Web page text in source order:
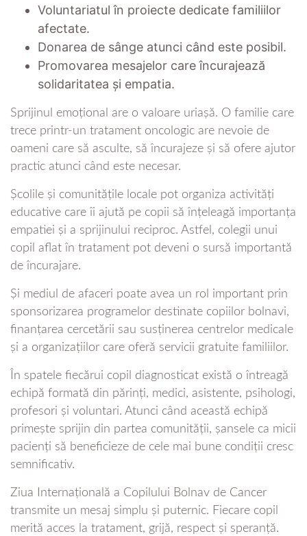
Voluntariatul în proiecte dedicate familiilor
afectate.
Donarea de sânge atunci când este posibil.
Promovarea mesajelor care încurajează
solidaritatea și empatia.
Sprijinul emoțional are o valoare uriașă. O familie care
trece printr-un tratament oncologic are nevoie de
oameni care să asculte, să încurajeze și să ofere ajutor
practic atunci când este necesar.
Școlile și comunitățile locale pot organiza activități
educative care îi ajută pe copii să înțeleagă importanța
empatiei și a sprijinului reciproc. Astfel, colegii unui
copil aflat în tratament pot deveni o sursă importantă
de încurajare.
Și mediul de afaceri poate avea un rol important prin
sponsorizarea programelor destinate copiilor bolnavi,
finanțarea cercetării sau susținerea centrelor medicale
și a organizațiilor care oferă servicii gratuite familiilor.
În spatele fiecărui copil diagnosticat există o întreagă
echipă formată din părinți, medici, asistente, psihologi,
profesori și voluntari. Atunci când această echipă
primește sprijin din partea comunității, șansele ca micii
pacienți să beneficieze de cele mai bune condiții cresc
semnificativ.
Ziua Internațională a Copilului Bolnav de Cancer
transmite un mesaj simplu și puternic. Fiecare copil
merită acces la tratament, grijă, respect și speranță.